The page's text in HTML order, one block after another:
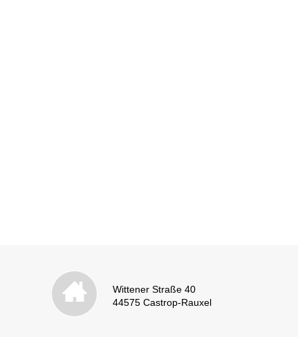
Wittener Straße 40
44575 Castrop-Rauxel